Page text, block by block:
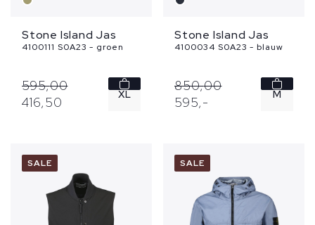
Stone Island Jas
4100111 S0A23 - groen
595,00
416,50 XL
Stone Island Jas
4100034 S0A23 - blauw
850,00
595,- M
SALE SALE